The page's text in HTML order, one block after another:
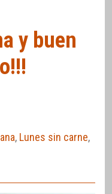
y buen
, Lunes sin carne,